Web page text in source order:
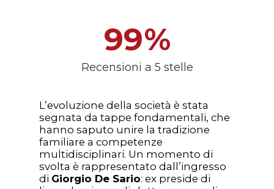
99%
Recensioni a 5 stelle
L’evoluzione della società è stata
segnata da tappe fondamentali, che
hanno saputo unire la tradizione
familiare a competenze
multidisciplinari. Un momento di
svolta è rappresentato dall’ingresso
di Giorgio De Sario: ex preside di